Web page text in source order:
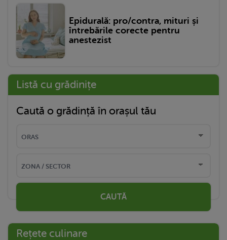
Epidurală: pro/contra, mituri și
întrebările corecte pentru
anestezist
Listă cu grădinițe
Caută o grădință în orașul tău
CAUTĂ
Rețete culinare